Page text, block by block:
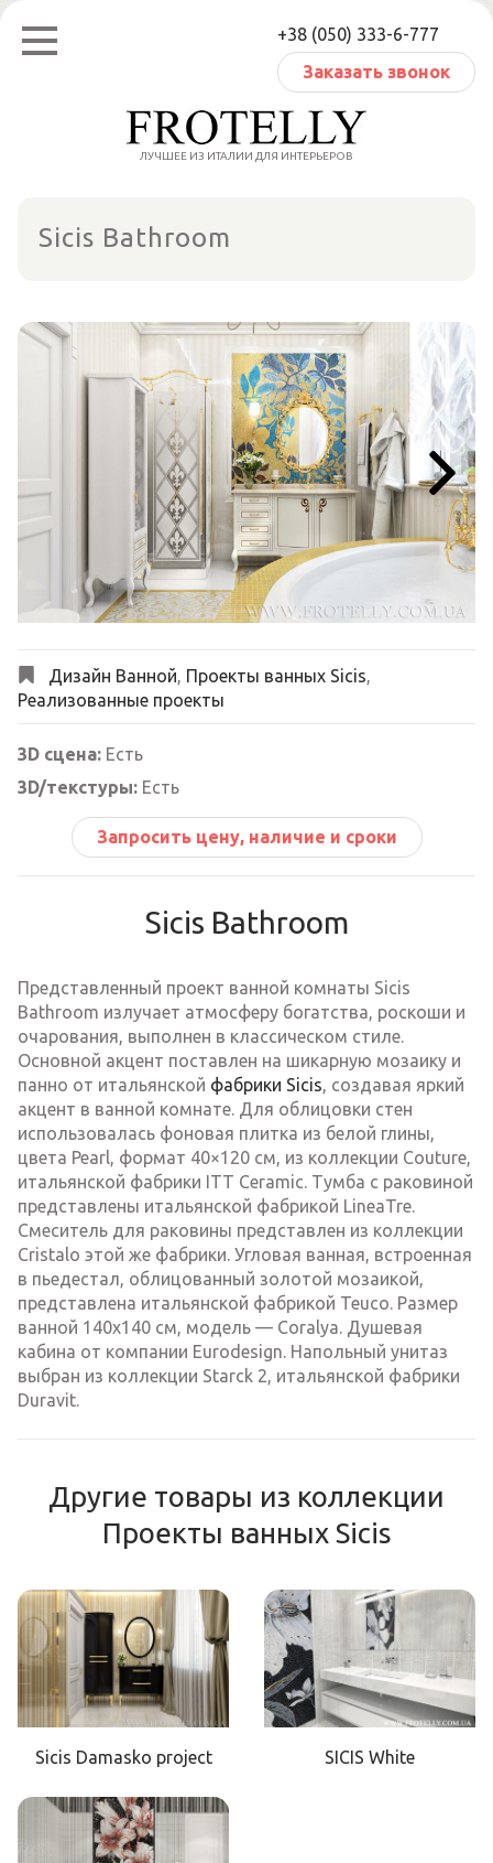
Перейти
содержанию
+38 (050) 333-6-777
Заказать звонок
ЛУЧШЕЕ ИЗ ИТАЛИИ ДЛЯ ИНТЕРЬЕРОВ
Sicis Bathroom
Next
Дизайн Ванной, Проекты ванных Sicis,
Реализованные проекты
3D сцена: Есть
3D/текстуры: Есть
Запросить цену, наличие и сроки
Sicis Bathroom
Представленный проект ванной комнаты Sicis
Bathroom излучает атмосферу богатства, роскоши и
очарования, выполнен в классическом стиле.
Основной акцент поставлен на шикарную мозаику и
панно от итальянской фабрики Sicis, создавая яркий
акцент в ванной комнате. Для облицовки стен
использовалась фоновая плитка из белой глины,
цвета Pearl, формат 40×120 см, из коллекции Couture,
итальянской фабрики ITT Ceramic. Тумба с раковиной
представлены итальянской фабрикой LineaTre.
Смеситель для раковины представлен из коллекции
Cristalo этой же фабрики. Угловая ванная, встроенная
в пьедестал, облицованный золотой мозаикой,
представлена итальянской фабрикой Teuco. Размер
ванной 140х140 см, модель — Coralya. Душевая
кабина от компании Eurodesign. Напольный унитаз
выбран из коллекции Starck 2, итальянской фабрики
Duravit.
Другие товары из коллекции
Проекты ванных Sicis
Sicis Damasko project SICIS White